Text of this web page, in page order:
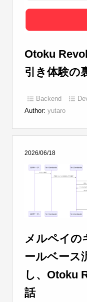
Otoku
引き体験の
Backend
Author: yutaro
2026/06/18
メルペイの
ールベース
し、Otoku
話